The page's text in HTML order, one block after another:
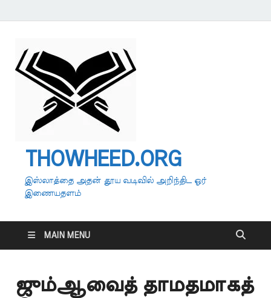
THOWHEED.ORG
இஸ்லாத்தை அதன் தூய வடிவில் அறிந்திட ஓர்
இணையதளம்
MAIN MENU
ஜும்ஆவைத் தாமதமாகத்